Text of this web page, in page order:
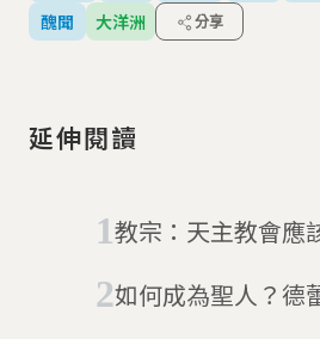
醜聞
大洋洲 分享
延伸閱讀
教宗：天主教會應
如何成為聖人？德